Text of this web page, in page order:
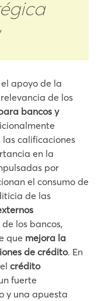
apoyo de la
de los
bancos y
calificaciones
en la
por
el consumo de
de las
de los bancos,
que mejora la
de crédito. En
crédito
fuerte
y una apuesta